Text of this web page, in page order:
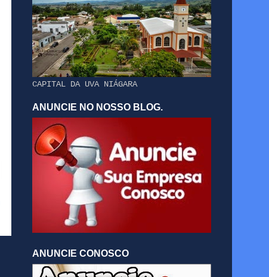
CAPITAL DA UVA NIÁGARA
ANUNCIE NO NOSSO BLOG.
ANUNCIE CONOSCO